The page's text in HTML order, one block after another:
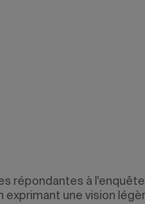
répondantes à
exprimant une vision